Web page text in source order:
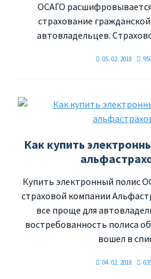
ОСАГО
страхование
автовладельцев.
05. 02. 2018
Как купить
Купить электронный полис
страховой компании
все проще для
востребованность полиса
вошел в
04. 02. 2018